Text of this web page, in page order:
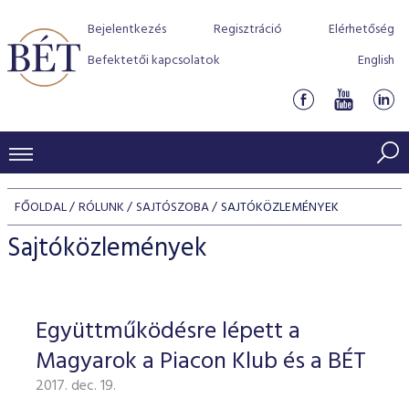
Bejelentkezés Regisztráció
Elérhetőség
Befektetői kapcsolatok
English
KERESKEDÉSI ADATOK
INDEXEK
Jelzáloglevél indexek
Vállalati kötvény indexek
Azonnali Piac
Részvények
Származékos piac
BEFEKTETŐK
Részvény szekció
Hitelpapír szekció
BÉT szabályzatok
Befektetővédelem
Alkalmazott díjstruktúra
Elszámolás
Részvény és vállalati kötvény tőzsdei bevezetését
program
BÉT Xtend - Részvénypiac egyszerűen
TŐZSDETAGOK
Tőzsdetagok, üzletkötők
VENDOROK
FŐOLDAL RÓLUNK SAJTÓSZOBA SAJTÓKÖZLEMÉNYEK
Sajtóközlemények
Együttműködésre lépett a
Magyarok a Piacon Klub és a BÉT
2017. dec. 19.